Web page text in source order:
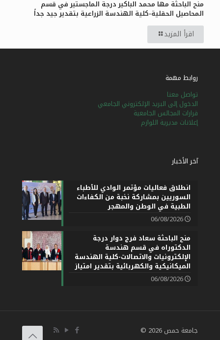
منح الباحثة مها محمد الباكير درجة الماجستير في قسم
المحاصيل الحقلية-كلية الهندسة الزراعية بتقدير جيد جداً
اقرأ المزيد
روابط مهمة
تواصل معنا
الدخول إلى البريد الإلكتروني الجامعي
قرارات المجالس الجامعية
إعلانات مديرية اللوازم
آخر الأخبار
انطلاق فعاليات مؤتمر الوادي للأطباء
السوريين بمشاركة نخبة من الكفاءات
الطبية في الوطن والمهجر
06/08/2026
منح الباحثة سعاد فرج دوار درجة
الدكتوراه في قسم هندسة
الإلكترونيات والاتصالات-كلية الهندسة
الميكانيكية والكهربائية بتقدير امتياز
06/08/2026
جامعة حمص 2026 ©